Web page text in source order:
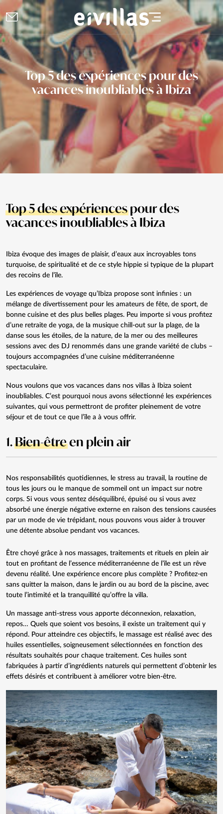
Top 5 des expériences pour des
vacances inoubliables à Ibiza
Top 5 des expériencespour des
vacances inoubliables à Ibiza
Ibiza évoque des images de plaisir, d’eaux aux incroyables tons
turquoise, de spiritualité et de ce style hippie si typique de la plupart
des recoins de l’île.
Les expériences de voyage qu’Ibiza propose sont infinies : un
mélange de divertissement pour les amateurs de fête, de sport, de
bonne cuisine et des plus belles plages. Peu importe si vous profitez
d’une retraite de yoga, de la musique chill-out sur la plage, de la
danse sous les étoiles, de la nature, de la mer ou des meilleures
sessions avec des DJ renommés dans une grande variété de clubs –
toujours accompagnées d’une cuisine méditerranéenne
spectaculaire.
Nous voulons que vos vacances dans nos villas à Ibiza soient
inoubliables. C’est pourquoi nous avons sélectionné les expériences
suivantes, qui vous permettront de profiter pleinement de votre
séjour et de tout ce que l’île a à vous offrir.
1.Bien-êtreen plein air
Nos responsabilités quotidiennes, le stress au travail, la routine de
tous les jours ou le manque de sommeil ont un impact sur notre
corps. Si vous vous sentez déséquilibré, épuisé ou si vous avez
absorbé une énergie négative externe en raison des tensions causées
par un mode de vie trépidant, nous pouvons vous aider à trouver
une détente absolue pendant vos vacances.
Être choyé grâce à nos massages, traitements et rituels en plein air
tout en profitant de l’essence méditerranéenne de l’île est un rêve
devenu réalité. Une expérience encore plus complète ? Profitez-en
sans quitter la maison, dans le jardin ou au bord de la piscine, avec
toute l’intimité et la tranquillité qu’offre la villa.
Un massage anti-stress vous apporte déconnexion, relaxation,
repos… Quels que soient vos besoins, il existe un traitement qui y
répond. Pour atteindre ces objectifs, le massage est réalisé avec des
huiles essentielles, soigneusement sélectionnées en fonction des
résultats souhaités pour chaque traitement. Ces huiles sont
fabriquées à partir d’ingrédients naturels qui permettent d’obtenir les
effets désirés et contribuent à améliorer votre bien-être.